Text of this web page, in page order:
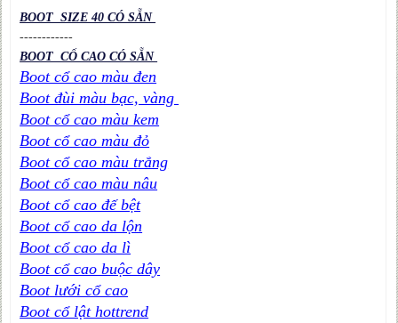
BOOT SIZE 40 CÓ SẴN
------------
BOOT CỔ CAO CÓ SẴN
Boot cổ cao màu đen
Boot đùi màu bạc, vàng
Boot cổ cao màu kem
Boot cổ cao màu đỏ
Boot cổ cao màu trắng
Boot cổ cao màu nâu
Boot cổ cao đế bệt
Boot cổ cao da lộn
Boot cổ cao da lì
Boot cổ cao buộc dây
Boot lưới cổ cao
Boot cổ lật hottrend